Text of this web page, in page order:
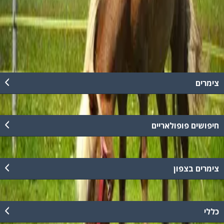
לכל הגילאים, ילדים ומבוגרים כאחד, יחידים, זוגות, משפחות, וקבוצות
המחפשות פעילות מגבשת / יום כיף באווירה שונה. במקום שוכנת מסעדת
בשרים משובחת "בת יער". *יש לתאם מראש.
קרא עוד
צימרים
חיפושים פופולאריים
צימרים בצפון
כללי